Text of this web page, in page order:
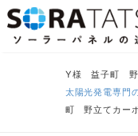
Y様 益子町 野
太陽光発電専門
町 野立てカー